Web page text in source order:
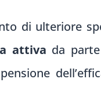
di ulteriore
attiva da